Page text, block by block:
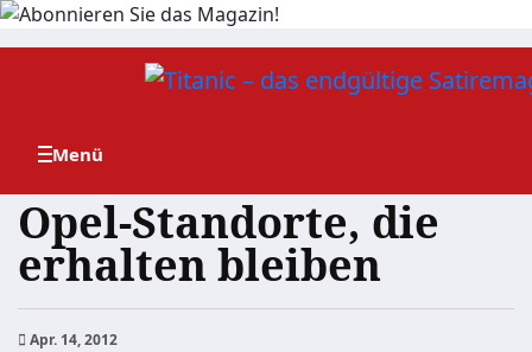
Zum
Opel-Standorte, die
erhalten bleiben
Apr. 14, 2012